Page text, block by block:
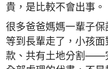
貴，是比較不會出事。
很多爸爸媽媽一輩子保
等到長輩走了，小孩
款、共有土地分割——